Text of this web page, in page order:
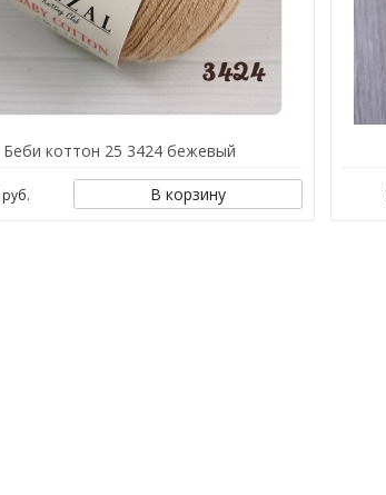
Беби коттон 25 3424 бежевый
руб. В корзину